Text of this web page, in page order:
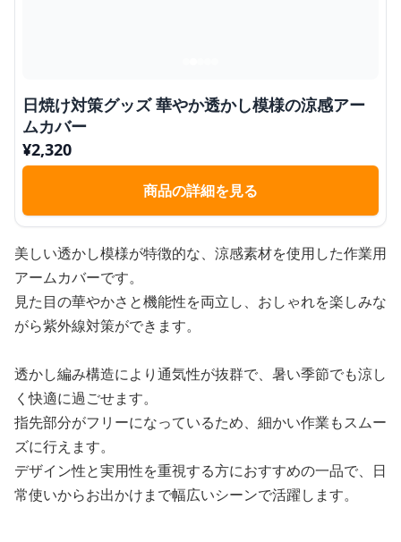
日焼け対策グッズ 華やか透かし模様の涼感アー
ムカバー
¥2,320
商品の詳細を見る
美しい透かし模様が特徴的な、涼感素材を使用した作業用
アームカバーです。
見た目の華やかさと機能性を両立し、おしゃれを楽しみな
がら紫外線対策ができます。
透かし編み構造により通気性が抜群で、暑い季節でも涼し
く快適に過ごせます。
指先部分がフリーになっているため、細かい作業もスムー
ズに行えます。
デザイン性と実用性を重視する方におすすめの一品で、日
常使いからお出かけまで幅広いシーンで活躍します。